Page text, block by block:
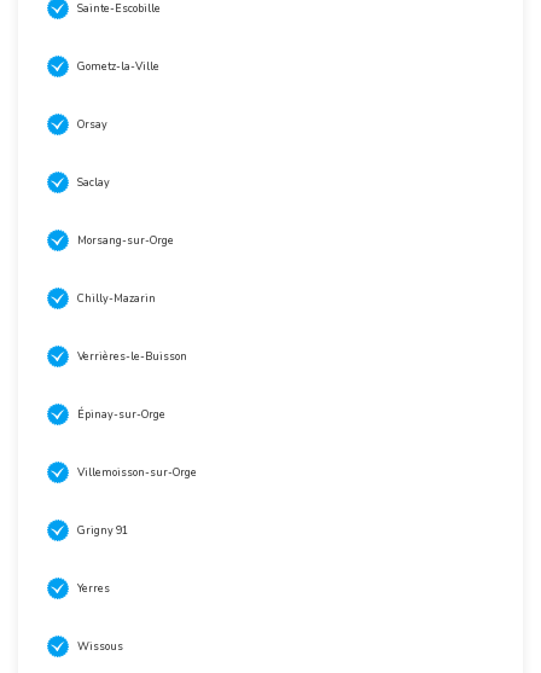
Sainte-Escobille
Gometz-la-Ville
Orsay
Saclay
Morsang-sur-Orge
Chilly-Mazarin
Verrières-le-Buisson
Épinay-sur-Orge
Villemoisson-sur-Orge
Grigny 91
Yerres
Wissous